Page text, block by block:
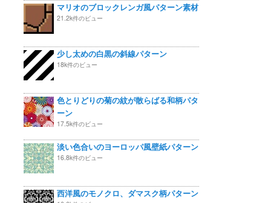
マリオのブロックレンガ風パターン素材
21.2k件のビュー
少し太めの白黒の斜線パターン
18k件のビュー
色とりどりの菊の紋が散らばる和柄パタ
ーン
17.5k件のビュー
淡い色合いのヨーロッパ風壁紙パターン
16.8k件のビュー
西洋風のモノクロ、ダマスク柄パターン